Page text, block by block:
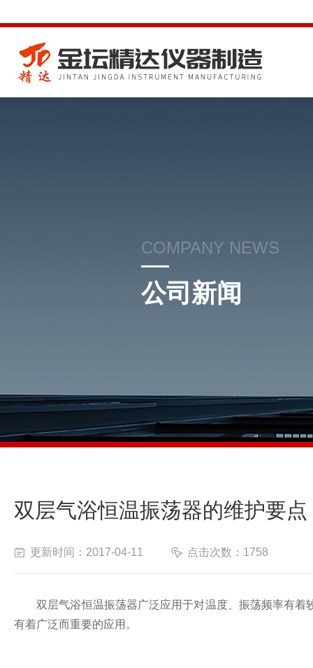
COMPANY NEWS
公司新闻
双层气浴恒温振荡器的维护要点
更新时间：2017-04-11 点击次数：1758
双层气浴恒温振荡器广泛应用于对温度、振荡频率有着
有着广泛而重要的应用。